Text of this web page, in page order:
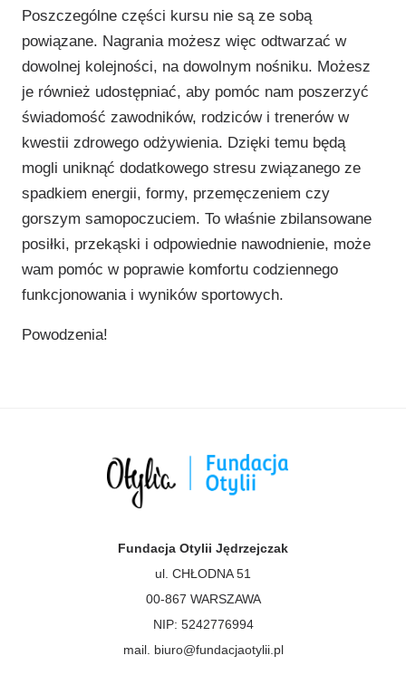
Poszczególne części kursu nie są ze sobą
powiązane. Nagrania możesz więc odtwarzać w
dowolnej kolejności, na dowolnym nośniku. Możesz
je również udostępniać, aby pomóc nam poszerzyć
świadomość zawodników, rodziców i trenerów w
kwestii zdrowego odżywienia. Dzięki temu będą
mogli uniknąć dodatkowego stresu związanego ze
spadkiem energii, formy, przemęczeniem czy
gorszym samopoczuciem. To właśnie zbilansowane
posiłki, przekąski i odpowiednie nawodnienie, może
wam pomóc w poprawie komfortu codziennego
funkcjonowania i wyników sportowych.
Powodzenia!
Fundacja Otylii Jędrzejczak
ul. CHŁODNA 51
00-867 WARSZAWA
NIP: 5242776994
mail. biuro@fundacjaotylii.pl